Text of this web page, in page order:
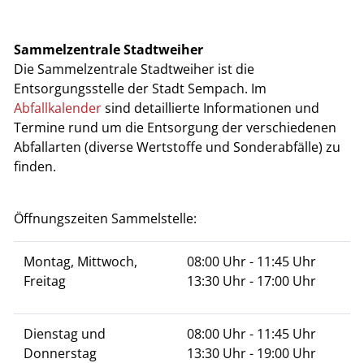
Sammelzentrale Stadtweiher
Die Sammelzentrale Stadtweiher ist die
Entsorgungsstelle der Stadt Sempach. Im
Abfallkalendersind detaillierte Informationen und
Termine rund um die Entsorgung der verschiedenen
Abfallarten (diverse Wertstoffe und Sonderabfälle) zu
finden.
Öffnungszeiten Sammelstelle:
Montag, Mittwoch,
Freitag
08:00 Uhr - 11:45 Uhr
13:30 Uhr - 17:00 Uhr
Dienstag und
Donnerstag
08:00 Uhr - 11:45 Uhr
13:30 Uhr - 19:00 Uhr